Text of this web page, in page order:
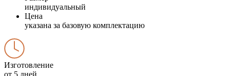
индивидуальный
Цена
указана за базовую комплектацию
Изготовление
от 5 дней